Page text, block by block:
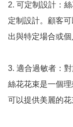
2. 可定制設計：
定制設計。顧客
出與特定場合或個
3. 適合過敏者：
絲花花束是一個
可以提供美麗的花